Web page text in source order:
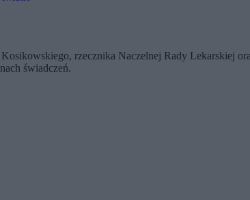
rzecznika Naczelnej Rady Lekarskiej
świadczeń.